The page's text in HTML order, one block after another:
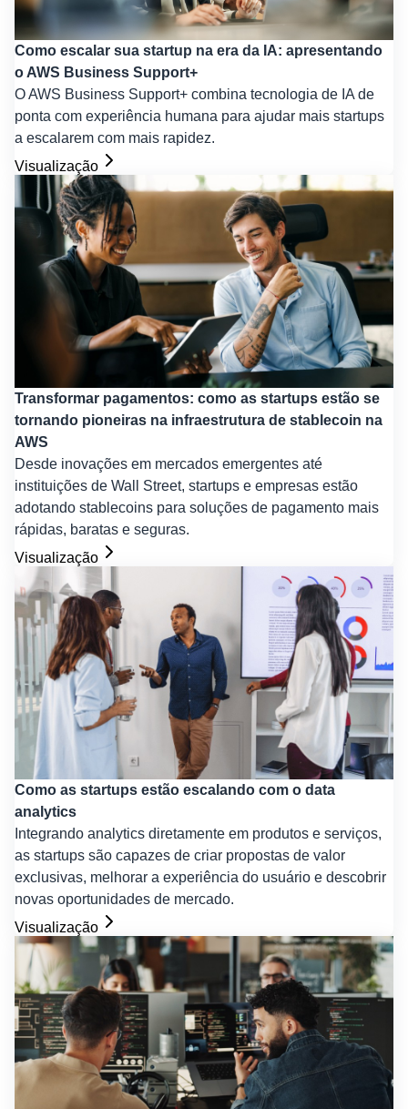
Como escalar sua startup na era da IA: apresentando
o AWS Business Support+
O AWS Business Support+ combina tecnologia de IA de
ponta com experiência humana para ajudar mais startups
a escalarem com mais rapidez.
Visualização
Transformar pagamentos: como as startups estão se
tornando pioneiras na infraestrutura de stablecoin na
AWS
Desde inovações em mercados emergentes até
instituições de Wall Street, startups e empresas estão
adotando stablecoins para soluções de pagamento mais
rápidas, baratas e seguras.
Visualização
Como as startups estão escalando com o data
analytics
Integrando analytics diretamente em produtos e serviços,
as startups são capazes de criar propostas de valor
exclusivas, melhorar a experiência do usuário e descobrir
novas oportunidades de mercado.
Visualização